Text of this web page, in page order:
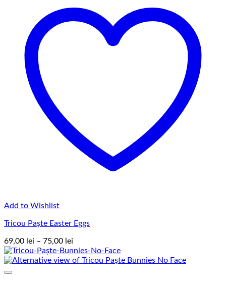
Add to Wishlist
Tricou Paște Easter Eggs
69,00 lei – 75,00 lei
de
prețuri: